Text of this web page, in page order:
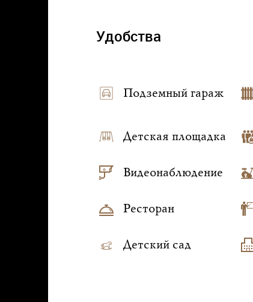
Удобства
Подземный гараж
Детская площадка
Видеонаблюдение
Ресторан
Детский сад